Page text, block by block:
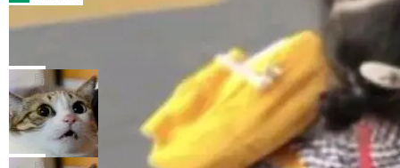
由中关村智联软件服务业质量创新联盟主办，以
“智构可信·质创未来——AI原生时代的质量新范
式”为主题，直面AI从实验室走向规模化产业落地
的核心质量命题。会上，《2026智能研发生产力
工具选型手册》发布，Testin云测的Testin XAge
nt智能测试系统入选AI测试领域代表产品。对CI
O而言，这提示了一个转变：AI测试正在从效率
工具升级为企业的质量基础设施。 CIO面对的新
让非法状态不可表示：一篇关于 ADT
有一种东西，一旦用过就回不去了。Alex Fedos
eev 管它叫"软件设计的基石"。 他说的东西不新
鲜——代数数据类型（ADT），尤其是和类型
（sum type）。但他说清楚了一件事：这不是类
型系统的学术体操，是日常编码的思维方式。 文
章从一个简单的例子切入。一个网站的深色主题
局
Cloudflare 开源内部企业 AI 平台 Clou
dflare OS
Cloudflare 发布了一个开源项目 Cloudflare O
S。如果你只看官方博客，你会觉得这是又一